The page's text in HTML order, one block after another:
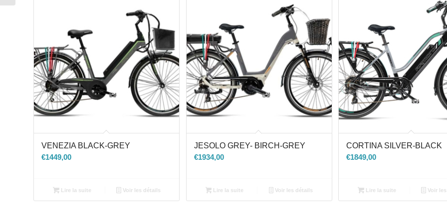
VENEZIA BLACK-GREY
€1449,00
Lire la suite Voir les détails
JESOLO GREY- BIRCH-GREY
€1934,00
Lire la suite Voir les détails
CORTINA SILVER-BLACK
€1849,00
Lire la suite Voir